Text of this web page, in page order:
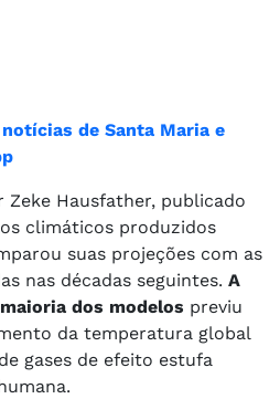
de Santa Maria e
Hausfather, publicado
climáticos produzidos
suas projeções com as
nas décadas seguintes. A
dos modelos previu
da temperatura global
gases de efeito estufa